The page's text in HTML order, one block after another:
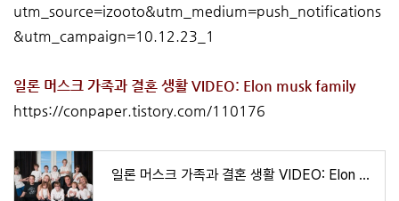
utm_source=izooto&utm_medium=push_notifications
&utm_campaign=10.12.23_1
일론 머스크 가족과 결혼 생활 VIDEO: Elon musk family
https://conpaper.tistory.com/110176
일론 머스크 가족과 결혼 생활 VIDEO: Elon musk family